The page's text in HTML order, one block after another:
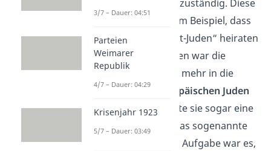
“ zuständig. Diese
Gesetze besagten zum Beispiel, dass
ein Jude keinen „Nicht-Juden“ heiraten
durfte. Im Zuge dessen war die
Gestapo auch immer mehr in die
Ermordung der europäischen Juden
verwickelt. Dafür hatte sie sogar eine
spezielle Abteilung, das sogenannte
„Judenreferat“. Seine Aufgabe war es,
3/7 – Dauer: 04:51
Parteien
Weimarer
Republik
4/7 – Dauer: 04:29
Krisenjahr 1923
5/7 – Dauer: 03:49